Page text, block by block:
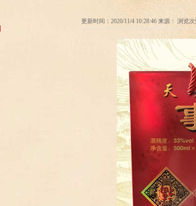
更新时间：2020/11/4 10:28:46 来源： 浏览